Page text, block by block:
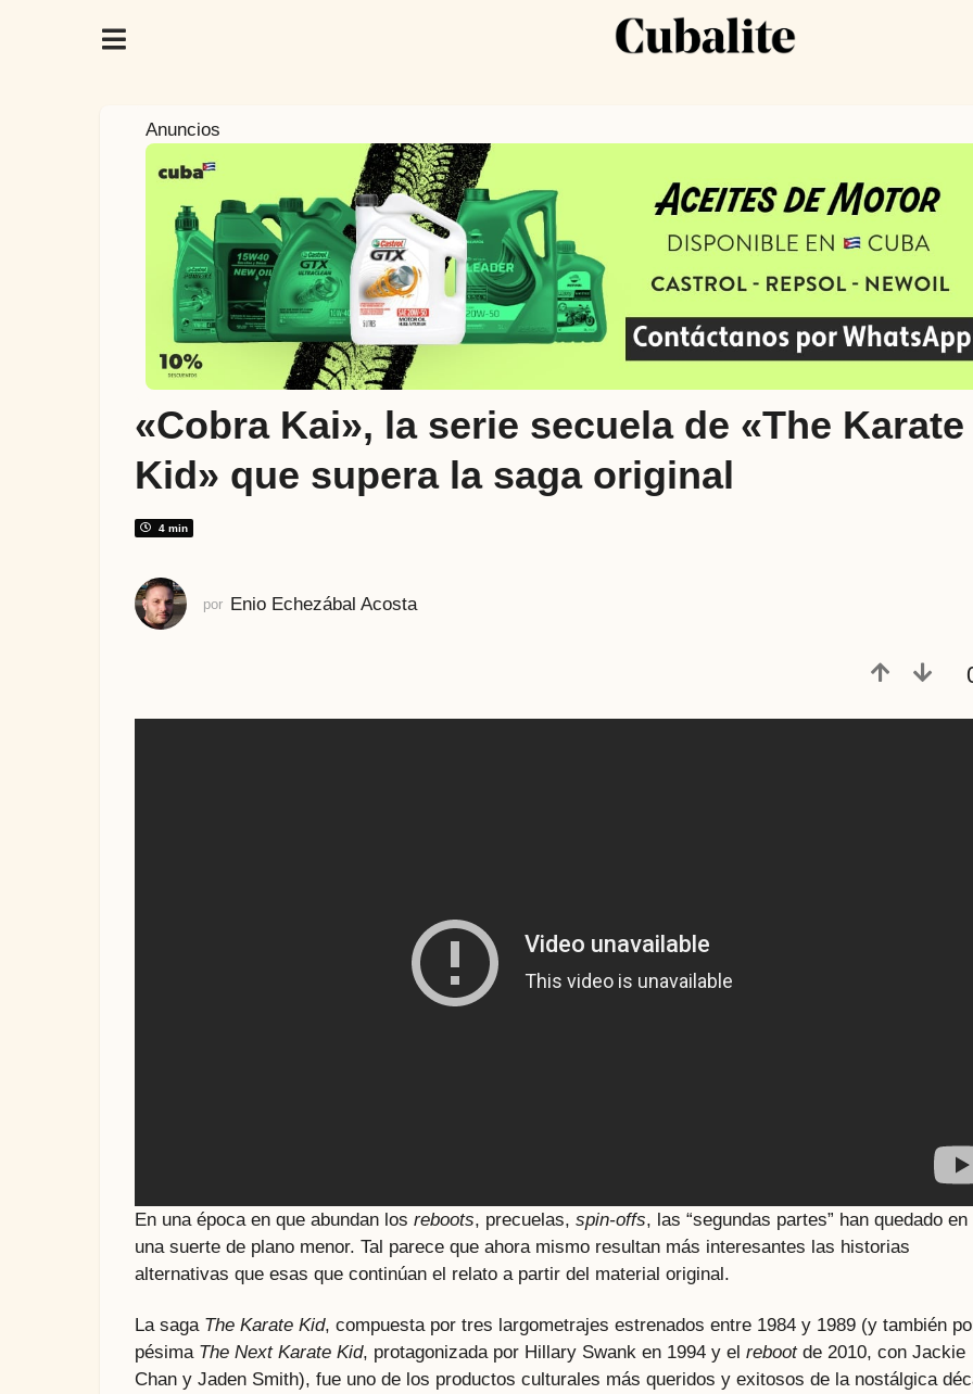
a
o
a
á
Anuncios
«Cobra Kai», la serie secuela de «The Karate
Kid» que supera la saga original
4 min
por Enio Echezábal Acosta
En una época en que abundan los reboots, precuelas, spin-offs, las “segundas partes” han quedado en
una suerte de plano menor. Tal parece que ahora mismo resultan más interesantes las historias
alternativas que esas que continúan el relato a partir del material original.
La saga The Karate Kid, compuesta por tres largometrajes estrenados entre 1984 y 1989 (y también
pésima The Next Karate Kid, protagonizada por Hillary Swank en 1994 y el rebootde 2010, con Jackie
Chan y Jaden Smith), fue uno de los productos culturales más queridos y exitosos de la nostálgica